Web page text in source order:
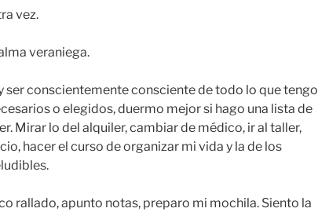
vez.
veraniega.
conscientemente consciente de todo lo que tengo
o elegidos, duermo mejor si hago una lista de
Mirar lo del alquiler, cambiar de médico, ir al taller,
hacer el curso de organizar mi vida y la de los
rallado, apunto notas, preparo mi mochila. Siento la